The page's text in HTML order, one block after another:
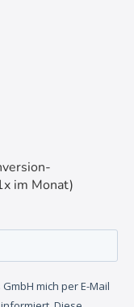
im Monat)